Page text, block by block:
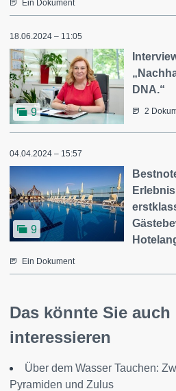
Ein Dokument
18.06.2024 – 11:05
9
DNA.“
2
04.04.2024 – 15:57
9
Ein Dokument
Das könnte Sie auch
interessieren
Über dem Wasser Tauchen:
Pyramiden und Zulus